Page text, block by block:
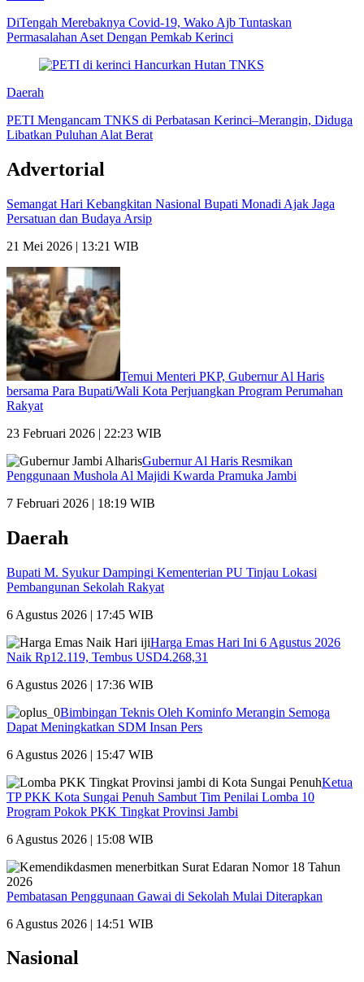
DiTengah Merebaknya Covid-19, Wako Ajb Tuntaskan
Permasalahan Aset Dengan Pemkab Kerinci
Daerah
PETI Mengancam TNKS di Perbatasan Kerinci–Merangin, Diduga
Libatkan Puluhan Alat Berat
Advertorial
Semangat Hari Kebangkitan Nasional Bupati Monadi Ajak Jaga
Persatuan dan Budaya Arsip
21 Mei 2026 | 13:21 WIB
Temui Menteri PKP, Gubernur Al Haris
bersama Para Bupati/Wali Kota Perjuangkan Program Perumahan
Rakyat
23 Februari 2026 | 22:23 WIB
Gubernur Al Haris Resmikan
Penggunaan Mushola Al Majidi Kwarda Pramuka Jambi
7 Februari 2026 | 18:19 WIB
Daerah
Bupati M. Syukur Dampingi Kementerian PU Tinjau Lokasi
Pembangunan Sekolah Rakyat
6 Agustus 2026 | 17:45 WIB
Harga Emas Hari Ini 6 Agustus 2026
Naik Rp12.119, Tembus USD4.268,31
6 Agustus 2026 | 17:36 WIB
Bimbingan Teknis Oleh Kominfo Merangin Semoga
Dapat Meningkatkan SDM Insan Pers
6 Agustus 2026 | 15:47 WIB
Ketua
TP PKK Kota Sungai Penuh Sambut Tim Penilai Lomba 10
Program Pokok PKK Tingkat Provinsi Jambi
6 Agustus 2026 | 15:08 WIB
Pembatasan Penggunaan Gawai di Sekolah Mulai Diterapkan
6 Agustus 2026 | 14:51 WIB
Nasional